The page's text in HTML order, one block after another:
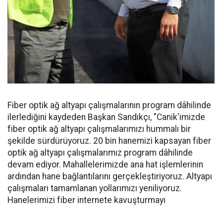
Fiber optik ağ altyapı çalışmalarının program dâhilinde
ilerlediğini kaydeden Başkan Sandıkçı, "Canik'imizde
fiber optik ağ altyapı çalışmalarımızı hummalı bir
şekilde sürdürüyoruz. 20 bin hanemizi kapsayan fiber
optik ağ altyapı çalışmalarımız program dâhilinde
devam ediyor. Mahallelerimizde ana hat işlemlerinin
ardından hane bağlantılarını gerçekleştiriyoruz. Altyapı
çalışmaları tamamlanan yollarımızı yeniliyoruz.
Hanelerimizi fiber internete kavuşturmayı